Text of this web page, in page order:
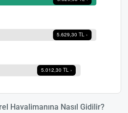
Havalimanına Nasıl Gidilir?